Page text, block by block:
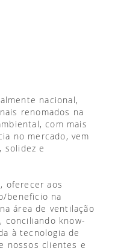
nacional,
renomados na
com mais
no mercado, vem
solidez e
oferecer aos
beneficio na
área de ventilação
conciliando know-
à tecnologia de
nossos clientes e